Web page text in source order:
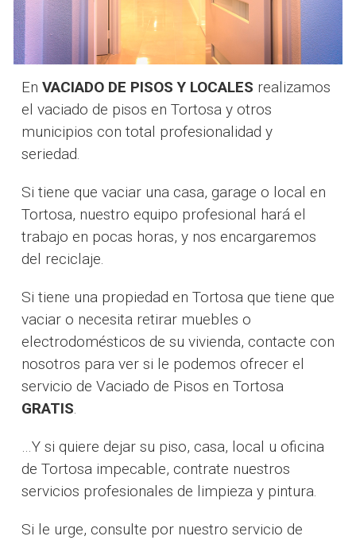
En VACIADO DE PISOS Y LOCALES realizamos
el vaciado de pisos en Tortosa y otros
municipios con total profesionalidad y
seriedad.
Si tiene que vaciar una casa, garage o local en
Tortosa, nuestro equipo profesional hará el
trabajo en pocas horas, y nos encargaremos
del reciclaje.
Si tiene una propiedad en Tortosa que tiene que
vaciar o necesita retirar muebles o
electrodomésticos de su vivienda, contacte con
nosotros para ver si le podemos ofrecer el
servicio de Vaciado de Pisos en Tortosa
GRATIS.
…Y si quiere dejar su piso, casa, local u oficina
de Tortosa impecable, contrate nuestros
servicios profesionales de limpieza y pintura.
Si le urge, consulte por nuestro servicio de